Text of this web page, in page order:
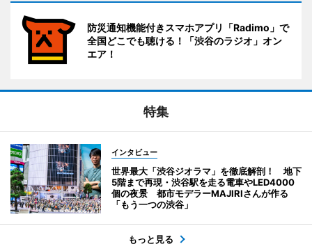
防災通知機能付きスマホアプリ「Radimo」で
全国どこでも聴ける！「渋谷のラジオ」オン
エア！
特集
インタビュー
世界最大「渋谷ジオラマ」を徹底解剖！ 地下
5階まで再現・渋谷駅を走る電車やLED4000
個の夜景 都市モデラーMAJIRIさんが作る
「もう一つの渋谷」
もっと見る